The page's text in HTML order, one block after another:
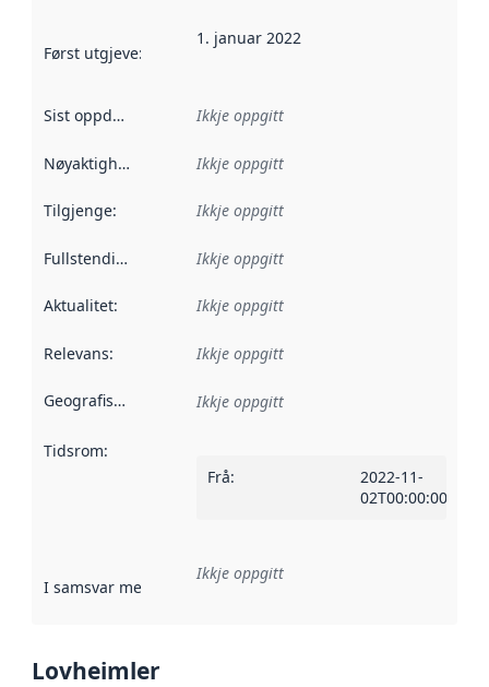
Først utgjeve: Denne datoen seier når dataa i dette
1. januar 2022
Sist oppdatert Ikkje oppgitt
Nøyaktigheit Ikkje oppgitt
Tilgjenge: Ikkje oppgitt
Fullstendigheit Ikkje oppgitt
Aktualitet: Ikkje oppgitt
Relevans: Ikkje oppgitt
Geografisk område Ikkje oppgitt
Tidsrom:
Frå:
2022-11-
02T00:00:00Z
I samsvar med Referanse til ei implementeringsregel eller
Ikkje oppgitt
Lovheimler